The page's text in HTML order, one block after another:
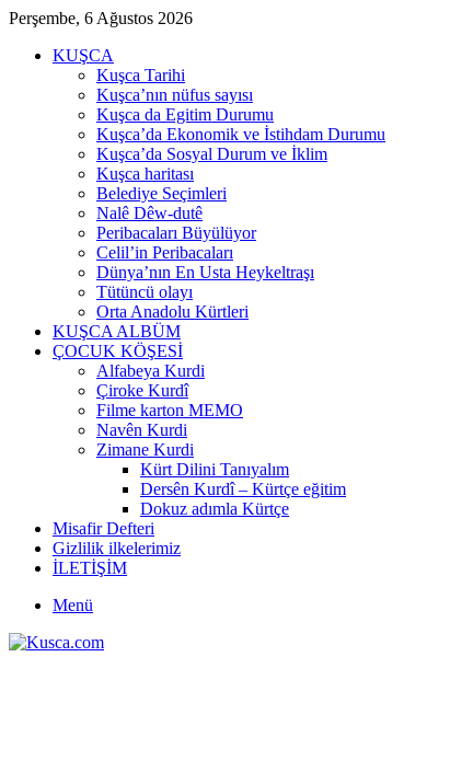
Perşembe, 6 Ağustos 2026
KUŞCA
Kuşca Tarihi
Kuşca’nın nüfus sayısı
Kuşca da Egitim Durumu
Kuşca’da Ekonomik ve İstihdam Durumu
Kuşca’da Sosyal Durum ve İklim
Kuşca haritası
Belediye Seçimleri
Nalê Dêw-dutê
Peribacaları Büyülüyor
Celil’in Peribacaları
Dünya’nın En Usta Heykeltraşı
Tütüncü olayı
Orta Anadolu Kürtleri
KUŞCA ALBÜM
ÇOCUK KÖŞESİ
Alfabeya Kurdi
Çiroke Kurdî
Filme karton MEMO
Navên Kurdi
Zimane Kurdi
Kürt Dilini Tanıyalım
Dersên Kurdî – Kürtçe eğitim
Dokuz adımla Kürtçe
Misafir Defteri
Gizlilik ilkelerimiz
İLETİŞİM
Menü